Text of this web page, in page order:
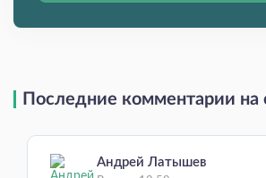
Последние комментарии на
Андрей Латышев